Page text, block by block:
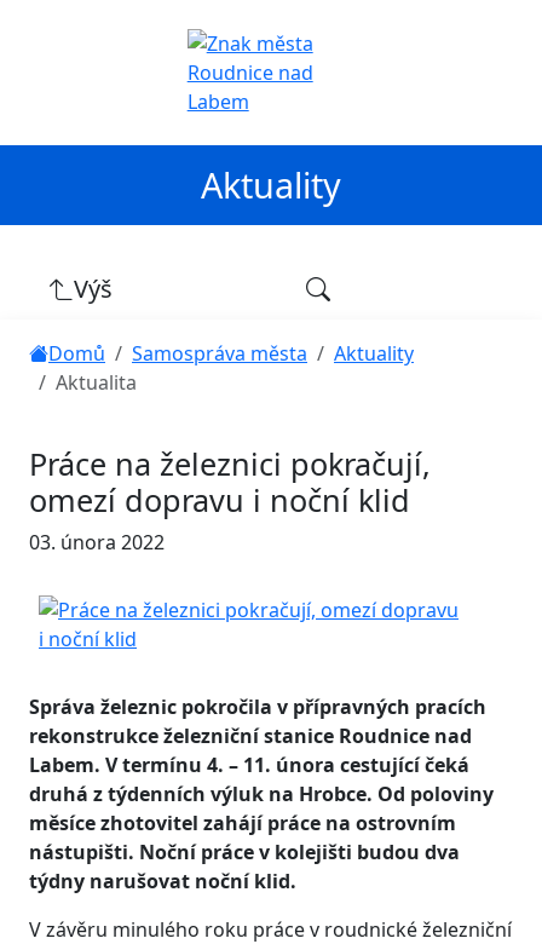
Aktuality
Výš
Domů Samospráva města
Aktuality
Aktualita
Práce na železnici pokračují,
omezí dopravu i noční klid
03. února 2022
Správa železnic pokročila v přípravných pracích
rekonstrukce železniční stanice Roudnice nad
Labem. V termínu 4. – 11. února cestující čeká
druhá z týdenních výluk na Hrobce. Od poloviny
měsíce zhotovitel zahájí práce na ostrovním
nástupišti. Noční práce v kolejišti budou dva
týdny narušovat noční klid.
V závěru minulého roku práce v roudnické železniční